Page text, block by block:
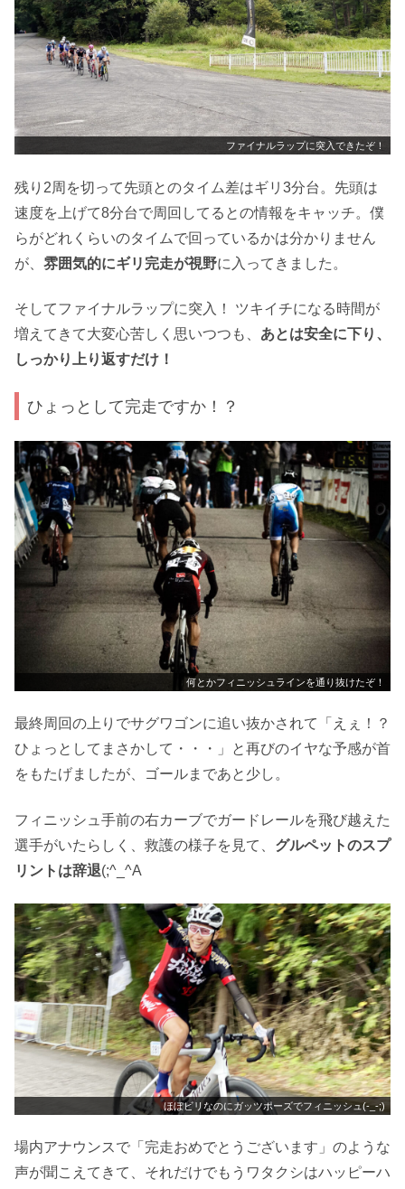
ファイナルラップに突入できたぞ！
残り2周を切って先頭とのタイム差はギリ3分台。先頭は
速度を上げて8分台で周回してるとの情報をキャッチ。僕
らがどれくらいのタイムで回っているかは分かりません
が、 雰囲気的にギリ完走が視野に入ってきました。
そしてファイナルラップに突入！ ツキイチになる時間が
増えてきて大変心苦しく思いつつも、 あとは安全に下り、
しっかり上り返すだけ！
ひょっとして完走ですか！？
何とかフィニッシュラインを通り抜けたぞ！
最終周回の上りでサグワゴンに追い抜かされて「えぇ！？
ひょっとしてまさかして・・・」と再びのイヤな予感が首
をもたげましたが、ゴールまであと少し。
フィニッシュ手前の右カーブでガードレールを飛び越えた
選手がいたらしく、救護の様子を見て、 グルペットのスプ
リントは辞退(;^_^A
ほぼビリなのにガッツポーズでフィニッシュ(-_-;)
場内アナウンスで「完走おめでとうございます」のような
声が聞こえてきて、それだけでもうワタクシはハッピーハ